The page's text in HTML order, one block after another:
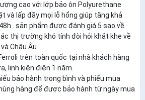
cao với lớp bảo ôn Polyurethane
và lấp đầy mọi lỗ hổng giúp tăng khả
. sản phẩm được đánh giá 5 sao về
thị trường khó tính đòi hỏi khắt khe về
Châu Âu
trên toàn quốc tại nhà khách hàng
linh kiện điện 1 năm.
bảo hành trong bình và phiếu mua
hàng để được bảo hành từ ngày mua